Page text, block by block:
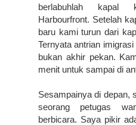
berlabuhlah kapal
Harbourfront. Setelah
baru kami turun dari
Ternyata antrian
bukan akhir pekan.
menit untuk sampai di
Sesampainya di depan,
seorang petugas
berbicara. Saya pikir